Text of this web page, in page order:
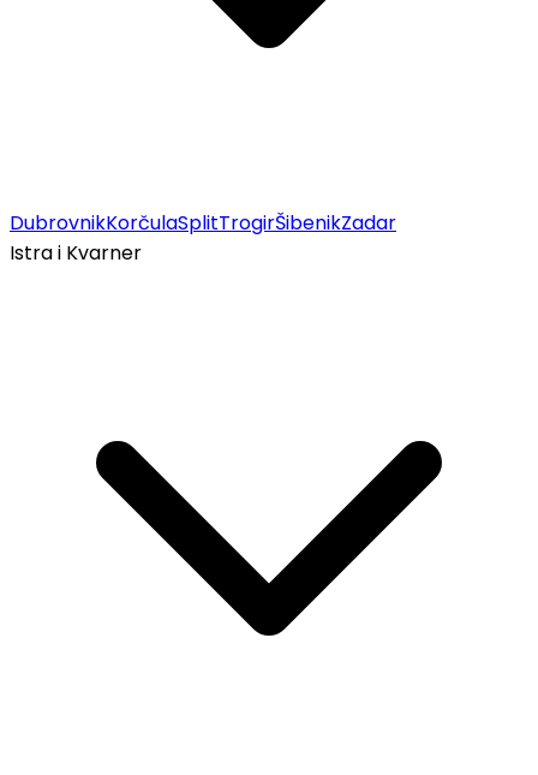
DubrovnikKorčulaSplitTrogirŠibenikZadar
Istra i Kvarner